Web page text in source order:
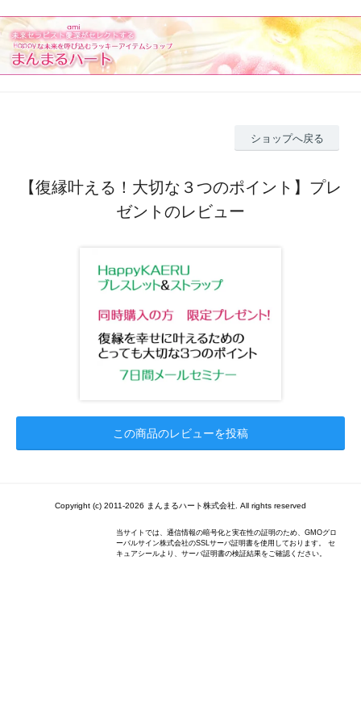
ショップへ戻る
【復縁叶える！大切な３つのポイント】プレ
ゼントのレビュー
この商品のレビューを投稿
Copyright (c) 2011-2026 まんまるハート株式会社. All rights reserved
当サイトでは、通信情報の暗号化と実在性の証明のため、GMOグロ
ーバルサイン株式会社のSSLサーバ証明書を使用しております。 セ
キュアシールより、サーバ証明書の検証結果をご確認ください。